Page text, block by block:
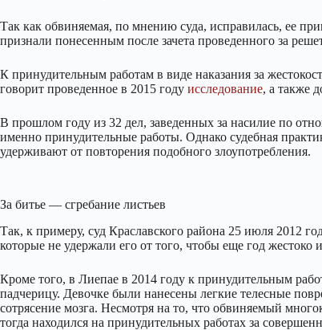
Так как обвиняемая, по мнению суда, исправилась, ее
признали понесенным после зачета проведенного за
К принудительным работам в виде наказания за
говорит проведенное в 2015 году исследование, а также
В прошлом году из 32 дел, заведенных за насилие по
именно принудительные работы. Однако судебная
удерживают от повторения подобного злоупотребления.
За битье — сгребание листьев
Так, к примеру, суд Краславского района 25 июля 2012
которые не удержали его от того, чтобы еще год жестоко
Кроме того, в Лиепае в 2014 году к принудительным
падчерицу. Девочке были нанесены легкие телесные
сотрясение мозга. Несмотря на то, что обвиняемый
тогда находился на принудительных работах за